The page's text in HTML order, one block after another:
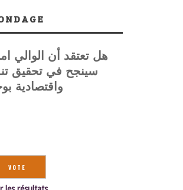
هل تعتقد أن الوالي
سينجح في تحقيق
واقتصادية